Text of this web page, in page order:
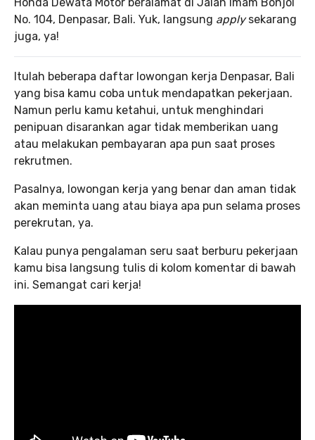
No. 104, Denpasar, Bali. Yuk, langsung applysekarang
juga, ya!
Itulah beberapa daftar lowongan kerja Denpasar, Bali
yang bisa kamu coba untuk mendapatkan pekerjaan.
Namun perlu kamu ketahui, untuk menghindari
penipuan disarankan agar tidak memberikan uang
atau melakukan pembayaran apa pun saat proses
rekrutmen.
Pasalnya, lowongan kerja yang benar dan aman tidak
akan meminta uang atau biaya apa pun selama proses
perekrutan, ya.
Kalau punya pengalaman seru saat berburu pekerjaan
kamu bisa langsung tulis di kolom komentar di bawah
ini. Semangat cari kerja!